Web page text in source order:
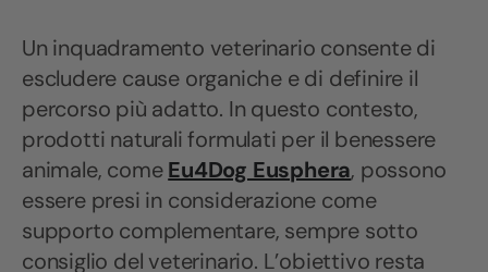
Un inquadramento veterinario consente di
escludere cause organiche e di definire il
percorso più adatto. In questo contesto,
prodotti naturali formulati per il benessere
animale, comeEu4Dog Eusphera, possono
essere presi in considerazione come
supporto complementare, sempre sotto
consiglio del veterinario. L’obiettivo resta